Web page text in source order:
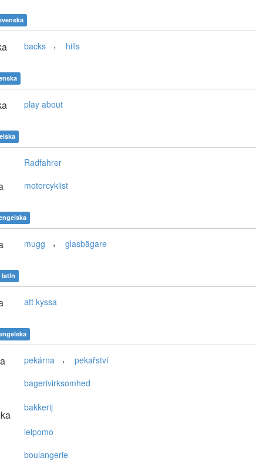
backs , hills
play about
Radfahrer
motorcyklist
mugg , glasbägare
latin
att kyssa
pekárna , pekařství
bagerivirksomhed
bakkerij
leipomo
boulangerie